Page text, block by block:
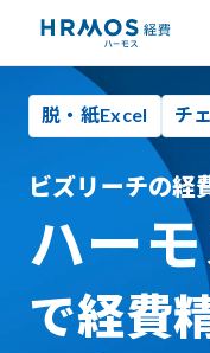
脱・紙Excel チ
ビズリーチの経
ハー
で経費